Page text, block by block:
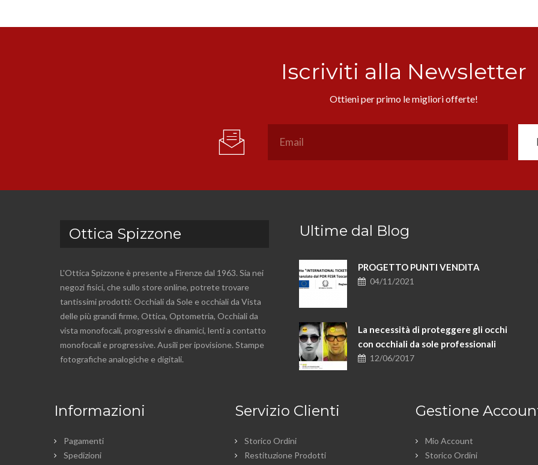
Iscriviti alla Newsletter
Ottieni per primo le migliori offerte!
Ottica Spizzone
L'Ottica Spizzone è presente a Firenze dal 1963. Sia nei
negozi fisici, che sullo store online, potrete trovare
tantissimi prodotti: Occhiali da Sole e occhiali da Vista
delle più grandi firme, Ottica, Optometria, Occhiali da
vista monofocali, progressivi e dinamici, lenti a contatto
monofocali e progressive. Ausili per ipovisione. Stampe
fotografiche analogiche e digitali.
Ultime dal Blog
PROGETTO PUNTI VENDITA
04/11/2021
La necessità di proteggere gli occhi
con occhiali da sole professionali
12/06/2017
Informazioni
Pagamenti
Spedizioni
Servizio Clienti
Storico Ordini
Restituzione Prodotti
Gestione
Mio Account
Storico Ordini